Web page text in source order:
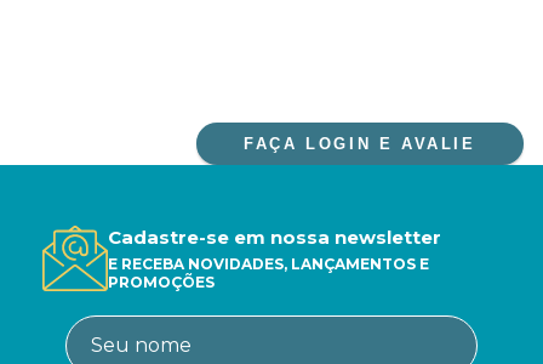
FAÇA LOGIN E AVALIE
Cadastre-se em nossa newsletter
E RECEBA NOVIDADES, LANÇAMENTOS E
PROMOÇÕES